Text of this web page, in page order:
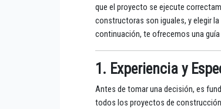
que el proyecto se ejecute
constructoras son iguales, y elegir
continuación, te ofrecemos una guía
1. Experiencia y
Antes de tomar una decisión, es
todos los proyectos de